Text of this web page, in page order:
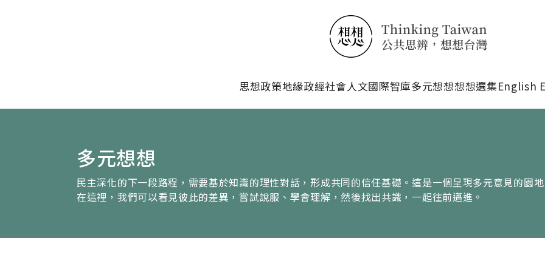
思想政策地緣政經社會人文國際智庫多元想想想想選集English
多元想想
民主深化的下一段路程，需要基於知識的理性對話，形成共同的信任基礎。這是一個呈現多元意見的園地
在這裡，我們可以看見彼此的差異，嘗試說服、學會理解，然後找出共識，一起往前邁進。